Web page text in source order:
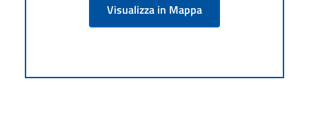
Visualizza in Mappa